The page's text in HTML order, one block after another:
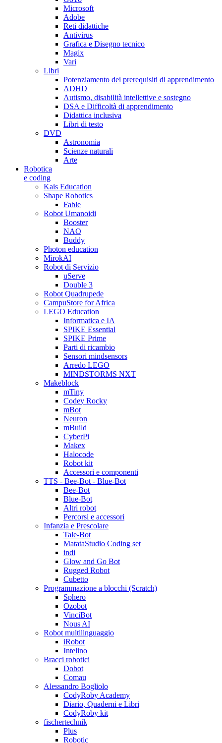
Microsoft
Adobe
Reti didattiche
Antivirus
Grafica e Disegno tecnico
Magix
Vari
Libri
Potenziamento dei prerequisiti di apprendimento
ADHD
Autismo, disabilità intellettive e sostegno
DSA e Difficoltà di apprendimento
Didattica inclusiva
Libri di testo
DVD
Astronomia
Scienze naturali
Arte
Robotica
e coding
Kais Education
Shape Robotics
Fable
Robot Umanoidi
Booster
NAO
Buddy
Photon education
MirokAI
Robot di Servizio
uServe
Double 3
Robot Quadrupede
CampuStore for Africa
LEGO Education
Informatica e IA
SPIKE Essential
SPIKE Prime
Parti di ricambio
Sensori mindsensors
Arredo LEGO
MINDSTORMS NXT
Makeblock
mTiny
Codey Rocky
mBot
Neuron
mBuild
CyberPi
Makex
Halocode
Robot kit
Accessori e componenti
TTS - Bee-Bot - Blue-Bot
Bee-Bot
Blue-Bot
Altri robot
Percorsi e accessori
Infanzia e Prescolare
Tale-Bot
MatataStudio Coding set
indi
Glow and Go Bot
Rugged Robot
Cubetto
Programmazione a blocchi (Scratch)
Sphero
Ozobot
VinciBot
Nous AI
Robot multilinguaggio
iRobot
Intelino
Bracci robotici
Dobot
Comau
Alessandro Bogliolo
CodyRoby Academy
Diario, Quaderni e Libri
CodyRoby kit
fischertechnik
Plus
Robotic